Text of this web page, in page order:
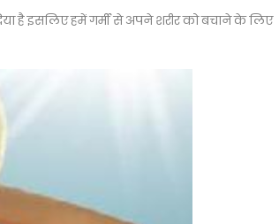
है इसलिए हमें गर्मी से अपने शरीर को बचाने के लिए